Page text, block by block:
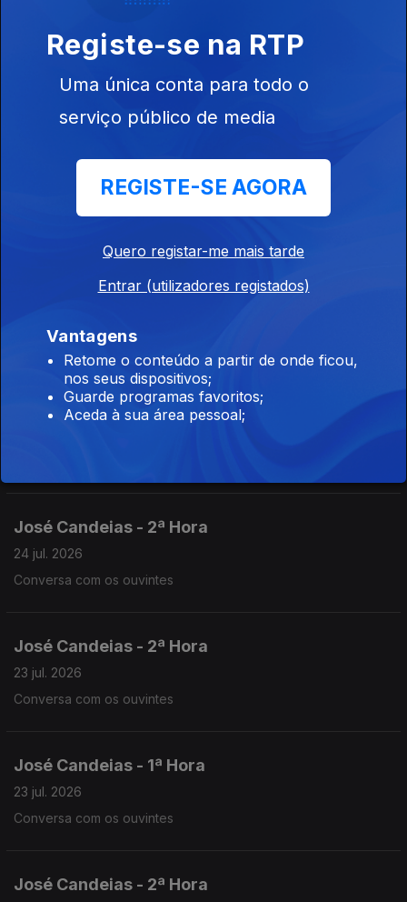
José Candeias - 1ª Hora
27 jul. 2026
José Candeias - Compacto - 2ª Hora
José Candeias - Compacto - 1ª Hora
Conversa com os ouvintes
José Candeias - 1ª Hora
José Candeias - 2ª Hora
24 jul. 2026
Conversa com os ouvintes
José Candeias - 2ª Hora
23 jul. 2026
Conversa com os ouvintes
José Candeias - 1ª Hora
23 jul. 2026
Conversa com os ouvintes
José Candeias - 2ª Hora
Registe-se na RTP
Uma única conta para todo o
serviço público de media
REGISTE-SE AGORA
Quero registar-me mais tarde
Entrar (utilizadores registados)
Vantagens
Retome o conteúdo a partir de onde ficou,
nos seus dispositivos;
Guarde programas favoritos;
Aceda à sua área pessoal;